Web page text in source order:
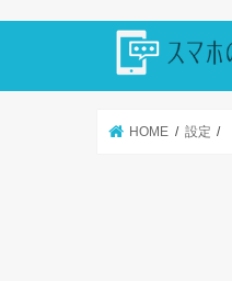
HOME 設定